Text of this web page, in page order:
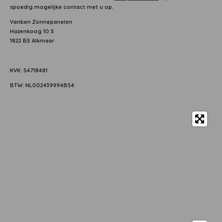
spoedig mogelijke contact met u op.
Vanben Zonnepanelen
Hazenkoog 10 S
1822 BS Alkmaar
KVK: 54718481
BTW: NL002439994B54